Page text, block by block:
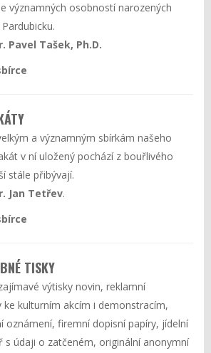
významných osobností narozených
Pavel Tašek, Ph.D.
a významným sbírkám našeho
v ní uložený pochází z bouřlivého
stále přibývají.
Jan Tetřev.
TISKY
výtisky novin, reklamní
ke kulturním akcím i demonstracím,
oznámení, firemní dopisní papíry, jídelní
údaji o zatčeném, originální anonymní